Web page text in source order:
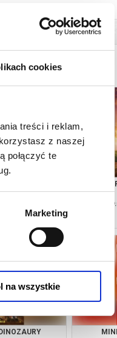
cookies
treści i reklam,
z naszej
połączyć te
Marketing
na wszystkie
kup bilet